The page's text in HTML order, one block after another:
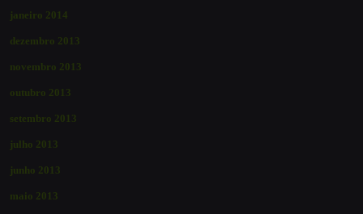
janeiro 2014
dezembro 2013
novembro 2013
outubro 2013
setembro 2013
julho 2013
junho 2013
maio 2013